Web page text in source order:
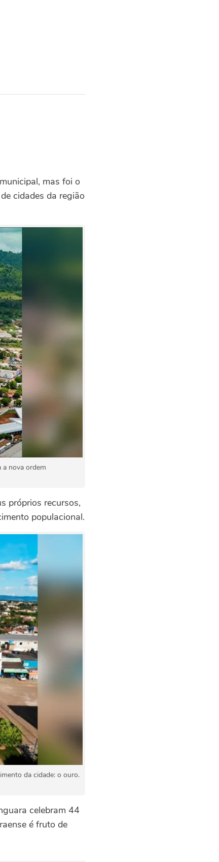
mas foi o
cidades da região
a nova ordem
próprios recursos,
populacional.
da cidade: o ouro.
celebram 44
é fruto de